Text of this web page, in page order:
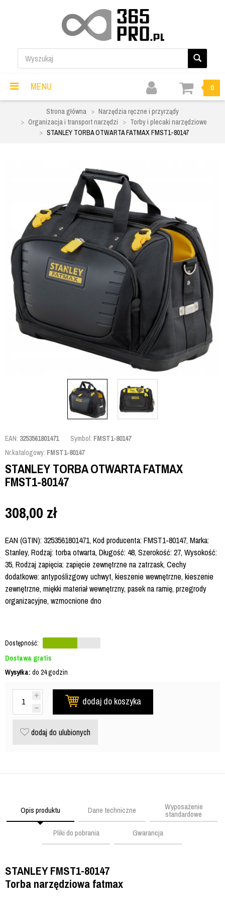
MENU 0
Strona główna
Narzędzia ręczne i przyrządy
Organizacja i transport narzędzi
Torby i plecaki narzędziowe
STANLEY TORBA OTWARTA FATMAX FMST1-80147
EAN: 3253561801471 Symbol: FMST1-80147
Nr.katalogowy: FMST1-80147
STANLEY TORBA OTWARTA FATMAX
FMST1-80147
308,00 zł
EAN (GTIN): 3253561801471, Kod producenta: FMST1-80147, Marka:
Stanley, Rodzaj: torba otwarta, Długość: 48, Szerokość: 27, Wysokość:
35, Rodzaj zapięcia: zapięcie zewnętrzne na zatrzask, Cechy
dodatkowe: antypoślizgowy uchwyt, kieszenie wewnętrzne, kieszenie
zewnętrzne, miękki materiał wewnętrzny, pasek na ramię, przegrody
organizacyjne, wzmocnione dno
Dostępność:
Dostawa gratis
Wysyłka: do 24 godzin
dodaj do koszyka
dodaj do ulubionych
Opis produktu Dane techniczne Wyposażenie
standardowe
Pliki do pobrania
Gwarancja
STANLEY FMST1-80147
Torba narzędziowa fatmax